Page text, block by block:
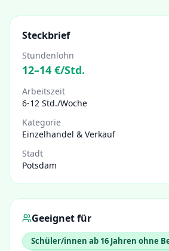
Steckbrief
Stundenlohn
12–14 €/Std.
Arbeitszeit
6-12 Std./Woche
Kategorie
Einzelhandel & Verkauf
Stadt
Potsdam
Geeignet für
Schüler/innen ab 16 Jahren ohne